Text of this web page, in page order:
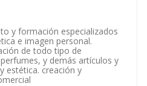
y formación especializados
e imagen personal.
de todo tipo de
y demás artículos y
estética. creación y